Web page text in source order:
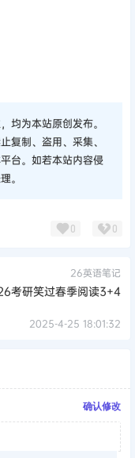
均为本站原创发布。
复制、盗用、采集、
台。如若本站内容侵
。
0 0
26英语笔记
考研笑过春季阅读3+4
2025-4-25 18:01:32
确认修改